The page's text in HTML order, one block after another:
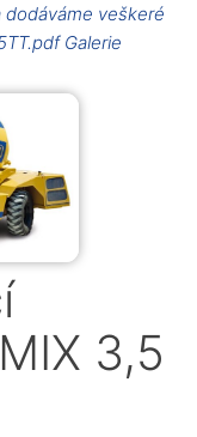
dodáváme veškeré
Galerie
3,5